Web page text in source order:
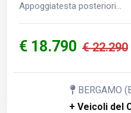
Appoggiatesta posteriori...
€ 18.790 € 22.290
BERGAMO
+ Veicoli del